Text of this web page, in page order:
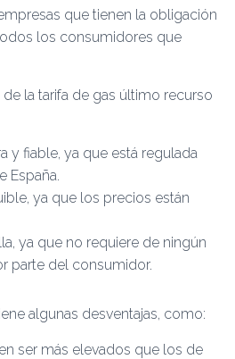
que tienen la obligación
los consumidores que
la tarifa de gas último recurso
y fiable, ya que está regulada
España.
ya que los precios están
ya que no requiere de ningún
parte del consumidor.
algunas desventajas, como:
ser más elevados que los de